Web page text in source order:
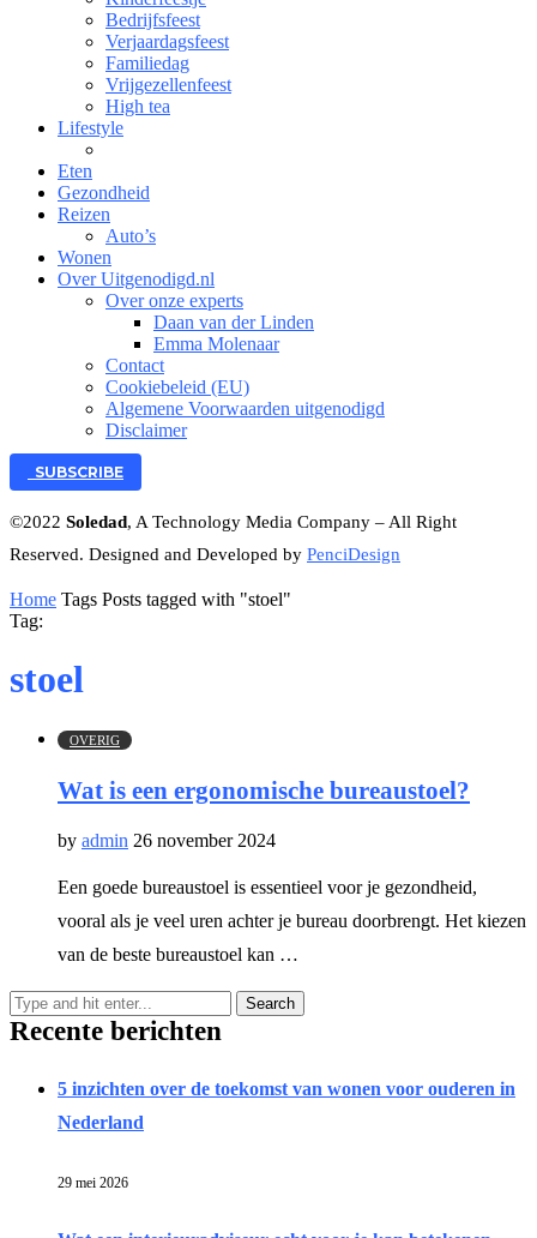
Bedrijfsfeest
Verjaardagsfeest
Familiedag
Vrijgezellenfeest
High tea
Lifestyle
Eten
Gezondheid
Reizen
Auto’s
Wonen
Over Uitgenodigd.nl
Over onze experts
Daan van der Linden
Emma Molenaar
Contact
Cookiebeleid (EU)
Algemene Voorwaarden uitgenodigd
Disclaimer
SUBSCRIBE
©2022 Soledad, A Technology Media Company – All Right
Reserved. Designed and Developed by PenciDesign
Home Tags Posts tagged with "stoel"
Tag:
stoel
OVERIG
Wat is een ergonomische bureaustoel?
by admin 26 november 2024
Een goede bureaustoel is essentieel voor je gezondheid,
vooral als je veel uren achter je bureau doorbrengt. Het kiezen
van de beste bureaustoel kan …
Recente berichten
5 inzichten over de toekomst van wonen voor ouderen in
Nederland
29 mei 2026